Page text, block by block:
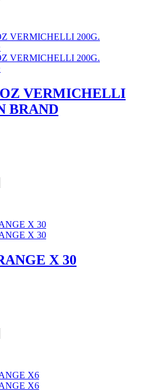
VERMICHELLI
BRAND
X 30